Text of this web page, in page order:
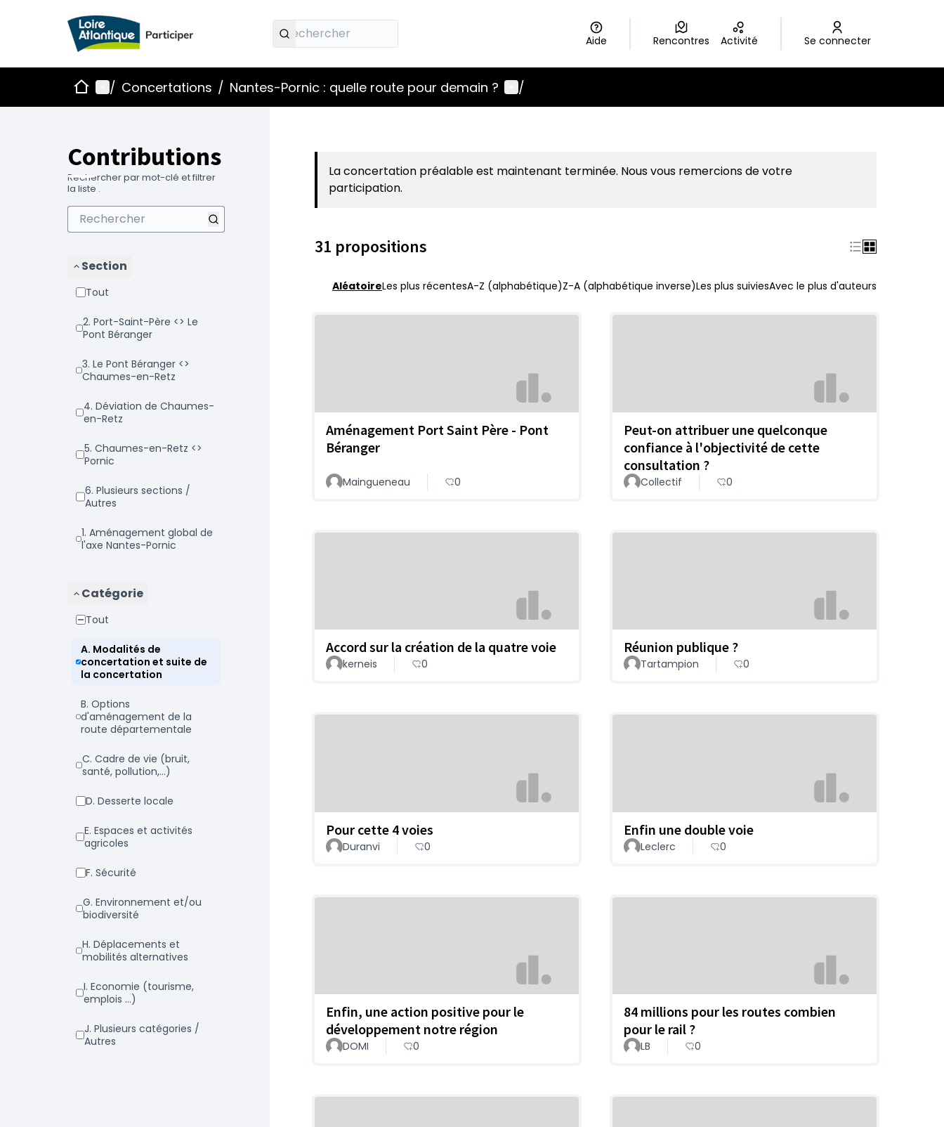
Aide Rencontres Activité Se connecter
AccueilMenu principal
/ Concertations / Nantes-Pornic : quelle route pour demain ? Menu utilisateur
/
Contributions
Rechercher par mot-clé et filtrer
la liste .
Section
Tout
2. Port-Saint-Père <> Le
Pont Béranger
3. Le Pont Béranger <>
Chaumes-en-Retz
4. Déviation de Chaumes-
en-Retz
5. Chaumes-en-Retz <>
Pornic
6. Plusieurs sections /
Autres
1. Aménagement global de
l'axe Nantes-Pornic
Catégorie
Tout
a. Modalités de
concertation et suite de
la concertation
b. Options
d'aménagement de la
route départementale
c. Cadre de vie (bruit,
santé, pollution,...)
d. Desserte locale
e. Espaces et activités
agricoles
f. Sécurité
g. Environnement et/ou
biodiversité
h. Déplacements et
mobilités alternatives
i. Economie (tourisme,
emplois ...)
j. Plusieurs catégories /
Autres
La concertation préalable est maintenant terminée. Nous vous remercions de votre
participation.
31 propositions
AléatoireLes plus récentesA-Z (alphabétique)Z-A (alphabétique inverse)Les plus suiviesAvec le plus d'auteurs
Aménagement Port Saint Père - Pont
Béranger
Maingueneau 0
Peut-on attribuer une quelconque
confiance à l'objectivité de cette
consultation ?
Collectif 0
Accord sur la création de la quatre voie
kerneis 0
Réunion publique ?
Tartampion 0
Pour cette 4 voies
Duranvi 0
Enfin une double voie
Leclerc 0
Enfin, une action positive pour le
développement notre région
DOMI 0
84 millions pour les routes combien
pour le rail ?
LB 0